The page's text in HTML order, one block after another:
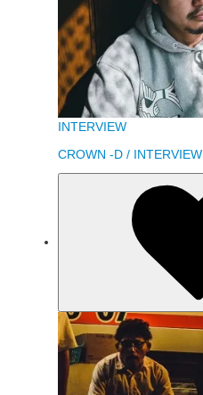
INTERVIEW
CROWN -D / INTERVIEW